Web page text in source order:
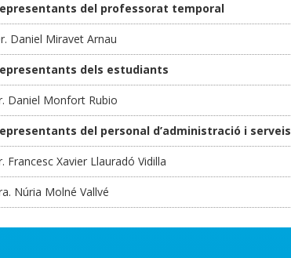
del professorat temporal
Daniel Miravet Arnau
dels estudiants
Daniel Monfort Rubio
del personal d’administració i serveis
Francesc Xavier Llauradó Vidilla
Núria Molné Vallvé